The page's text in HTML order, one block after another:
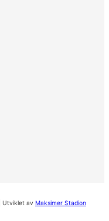
Utviklet av Maksimer Stadion